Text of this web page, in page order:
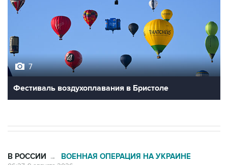
7
Фестиваль воздухоплавания в Бристоле
В РОССИИ → ВОЕННАЯ ОПЕРАЦИЯ НА УКРАИНЕ